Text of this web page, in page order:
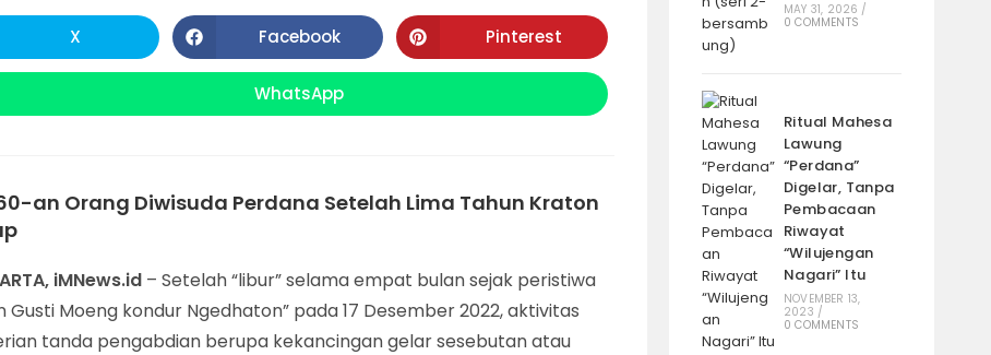
THIS
CONTENT
Opens
in
a
X Opens
in
a
new
window
Facebook Opens
in
a
Pinterest
Opens
in
WhatsApp
an Orang Diwisuda Perdana Setelah Lima Tahun Kraton
iMNews.id – Setelah “libur” selama empat bulan sejak peristiwa
Gusti Moeng kondur Ngedhaton” pada 17 Desember 2022, aktivitas
tanda pengabdian berupa kekancingan gelar sesebutan atau
MAY 31, 2026 /
0 COMMENTS
Ritual Mahesa
Lawung
“Perdana”
Digelar, Tanpa
Pembacaan
Riwayat
“Wilujengan
Nagari” Itu
NOVEMBER 13,
2023 /
0 COMMENTS